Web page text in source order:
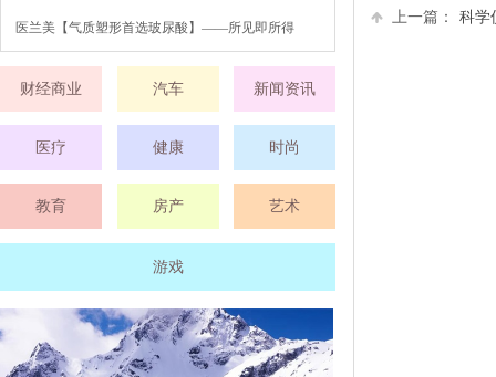
上一篇： 科学
情裂
医兰美【气质塑形首选玻尿酸】——所见即所得
财经商业 新闻资讯
汽车
健康
医疗 时尚
教育 房产 艺术
游戏